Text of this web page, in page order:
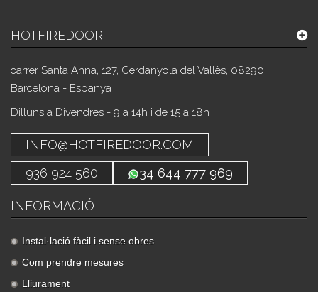
HOTFIREDOOR
carrer Santa Anna, 127, Cerdanyola del Vallès, 08290,
Barcelona - Espanya
Dilluns a Divendres - 9 a 14h i de 15 a 18h
INFO@HOTFIREDOOR.COM
936 924 560
34 644 777 969
INFORMACIÓ
Instal·lació fàcil i sense obres
Com prendre mesures
Lliurament